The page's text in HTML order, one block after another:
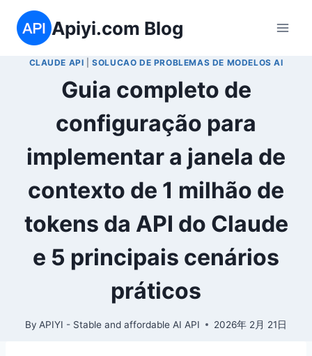
content
Apiyi.com Blog
CLAUDE API |SOLUCAO DE PROBLEMAS DE MODELOS AI
Guia completo de
configuração para
implementar a janela de
contexto de 1 milhão de
tokens da API do Claude
e 5 principais cenários
práticos
By APIYI - Stable and affordable AI API 2026年 2月 21日